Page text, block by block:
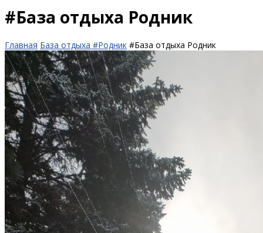
#База отдыха Родник
Главная База отдыха #Родник #База отдыха Родник